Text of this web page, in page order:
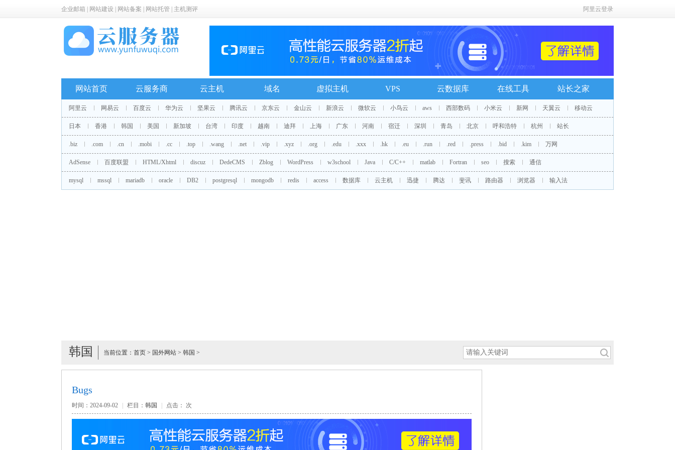
企业邮箱 网站建设 网站备案 网站托管 主机测评 阿里云登录
网站首页 云服务商 云主机 域名 虚拟主机 VPS 云数据库 在线工具 站长之家
阿里云 网易云 百度云 华为云 坚果云 腾讯云 京东云 金山云 新浪云 微软云 小鸟云 aws 西部数码 小米云 新网 天翼云 移动云
日本 香港 韩国 美国 新加坡 台湾 印度 越南 迪拜 上海 广东 河南 宿迁 深圳 青岛 北京 呼和浩特 杭州 站长
.biz .com .cn .mobi .cc .top .wang .net .vip .xyz .org .edu .xxx .hk .eu .run .red .press .bid .kim 万网
AdSense 百度联盟 HTML/Xhtml discuz DedeCMS Zblog WordPress w3school Java C/C++ matlab Fortran seo 搜索 通信
mysql mssql mariadb oracle DB2 postgresql mongodb redis access 数据库 云主机 迅捷 腾达 斐讯 路由器 浏览器 输入法
韩国 当前位置： 首页 > 国外网站 > 韩国 >
Bugs
时间：2024-09-02 栏目： 韩国 点击： 次